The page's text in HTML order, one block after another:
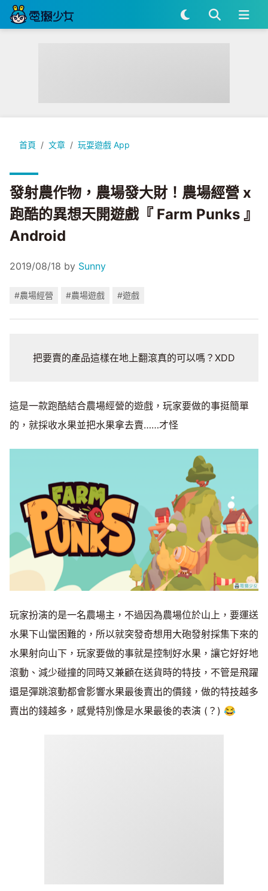
首頁 文章 玩耍遊戲 App
發射農作物，農場發大財！農場經營 x 跑酷的異想天開遊戲『
發射農作物，農場發大財！農場經營 x
跑酷的異想天開遊戲『 Farm Punks 』
Android
2019/08/18 by Sunny
#農場經營 #農場遊戲 #遊戲
把要賣的產品這樣在地上翻滾真的可以嗎？XDD
這是一款跑酷結合農場經營的遊戲，玩家要做的事挺簡單
的，就採收水果並把水果拿去賣……才怪
玩家扮演的是一名農場主，不過因為農場位於山上，要運送
水果下山蠻困難的，所以就突發奇想用大砲發射採集下來的
水果射向山下，玩家要做的事就是控制好水果，讓它好好地
滾動、減少碰撞的同時又兼顧在送貨時的特技，不管是飛躍
還是彈跳滾動都會影響水果最後賣出的價錢，做的特技越多
賣出的錢越多，感覺特別像是水果最後的表演 (？) 😂